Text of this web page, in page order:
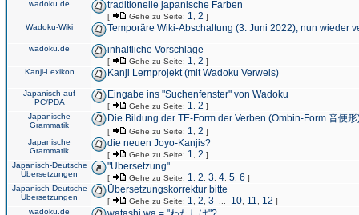
wadoku.de
traditionelle japanische Farben
[ Gehe zu Seite: 1 2 ]
Wadoku-Wiki
Temporäre Wiki-Abschaltung (3. Juni 2022), nun wieder
wadoku.de inhaltliche Vorschläge
[ Gehe zu Seite: 1 2 ]
Kanji-Lexikon
Kanji Lernprojekt (mit Wadoku Verweis)
Japanisch auf
PC/PDA
Eingabe ins "Suchenfenster" von Wadoku
[ Gehe zu Seite: 1 2 ]
Japanische
Grammatik
Die Bildung der TE-Form der Verben (Ombin-Form 音便形
[ Gehe zu Seite: 1 2 ]
Japanische
Grammatik
die neuen Joyo-Kanjis?
[ Gehe zu Seite: 1 2 ]
Japanisch-Deutsche
Übersetzungen
"Übersetzung"
[ Gehe zu Seite: 1 2 3 4 5 6 ]
Japanisch-Deutsche
Übersetzungen
Übersetzungskorrektur bitte
[ Gehe zu Seite: 1 2 3 10 11 12 ]
wadoku.de